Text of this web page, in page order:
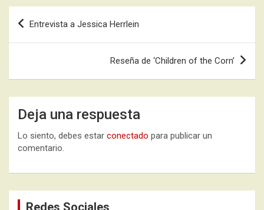
Navegación
Entrevista a Jessica Herrlein
Reseña de ‘Children of the Corn’
Deja una respuesta
Lo siento, debes estar conectado para publicar un
comentario.
Redes Sociales